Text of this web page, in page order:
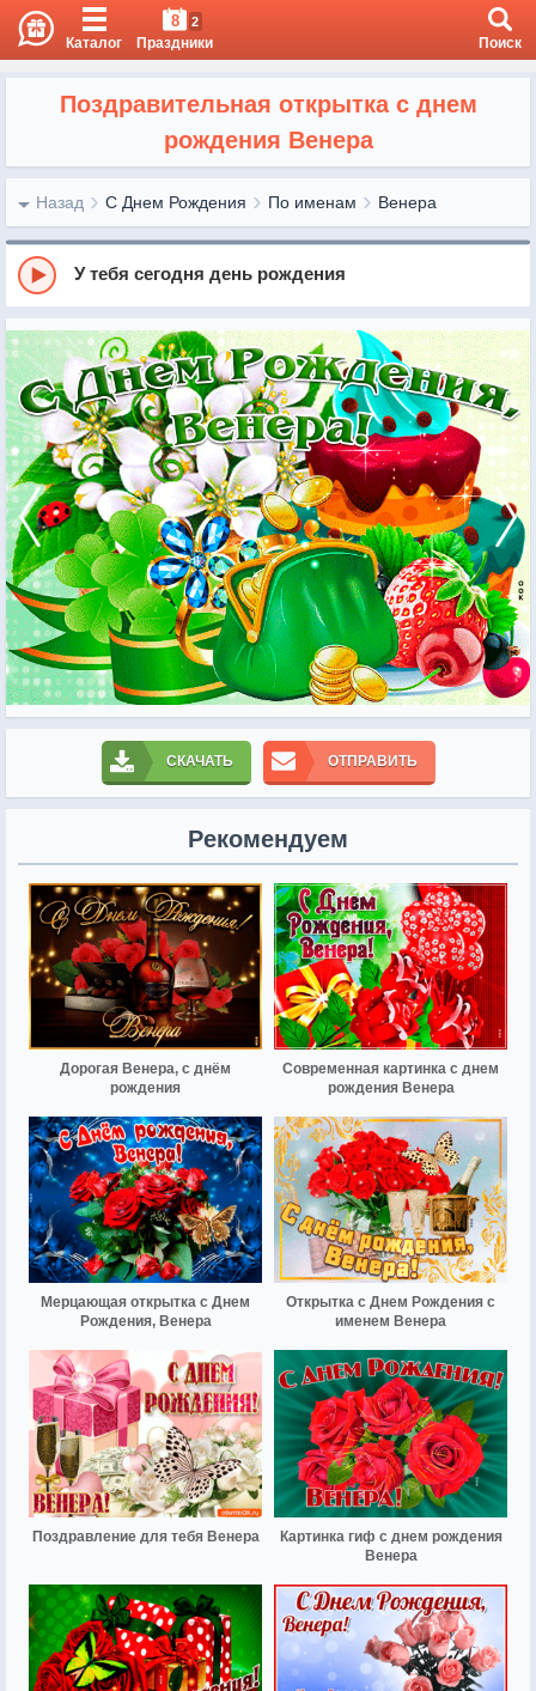
Каталог
8 2
Праздники Поиск
Поздравительная открытка с днем
рождения Венера
Назад С Днем Рождения По именам Венера
У тебя сегодня день рождения
СКАЧАТЬ ОТПРАВИТЬ
Рекомендуем
Дорогая Венера, с днём
рождения
Современная картинка с днем
рождения Венера
Мерцающая открытка с Днем
Рождения, Венера
Открытка с Днем Рождения с
именем Венера
Поздравление для тебя Венера
Картинка гиф с днем рождения
Венера